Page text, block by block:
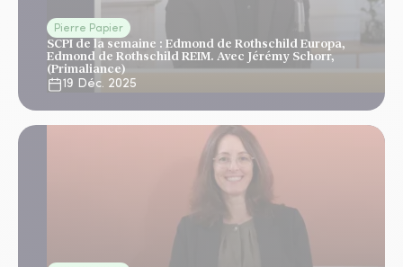
Pierre Papier
SCPI de la semaine : Edmond de Rothschild Europa,
Edmond de Rothschild REIM. Avec Jérémy Schorr,
(Primaliance)
19 Déc. 2025